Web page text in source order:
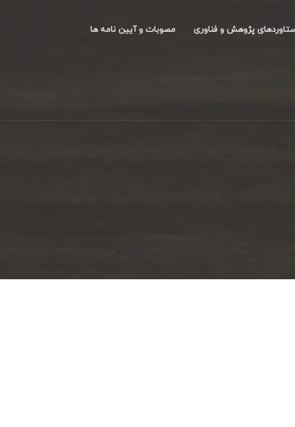
پژوهش و فناوری مصوبات و آیین نامه ها